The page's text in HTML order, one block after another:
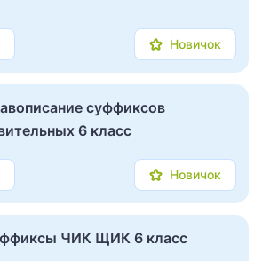
Новичок
суффиксов
6 класс
Новичок
ЧИК ЩИК 6 класс